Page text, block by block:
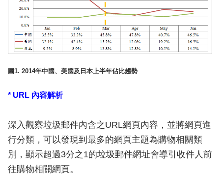
圖1. 2014年中國、美國及日本上半年佔比趨勢
* URL 內容解析
深入觀察垃圾郵件內含之URL網頁內容，並將網頁進
行分類，可以發現到最多的網頁主題為購物相關類
別，顯示超過3分之1的垃圾郵件網址會導引收件人前
往購物相關網頁。